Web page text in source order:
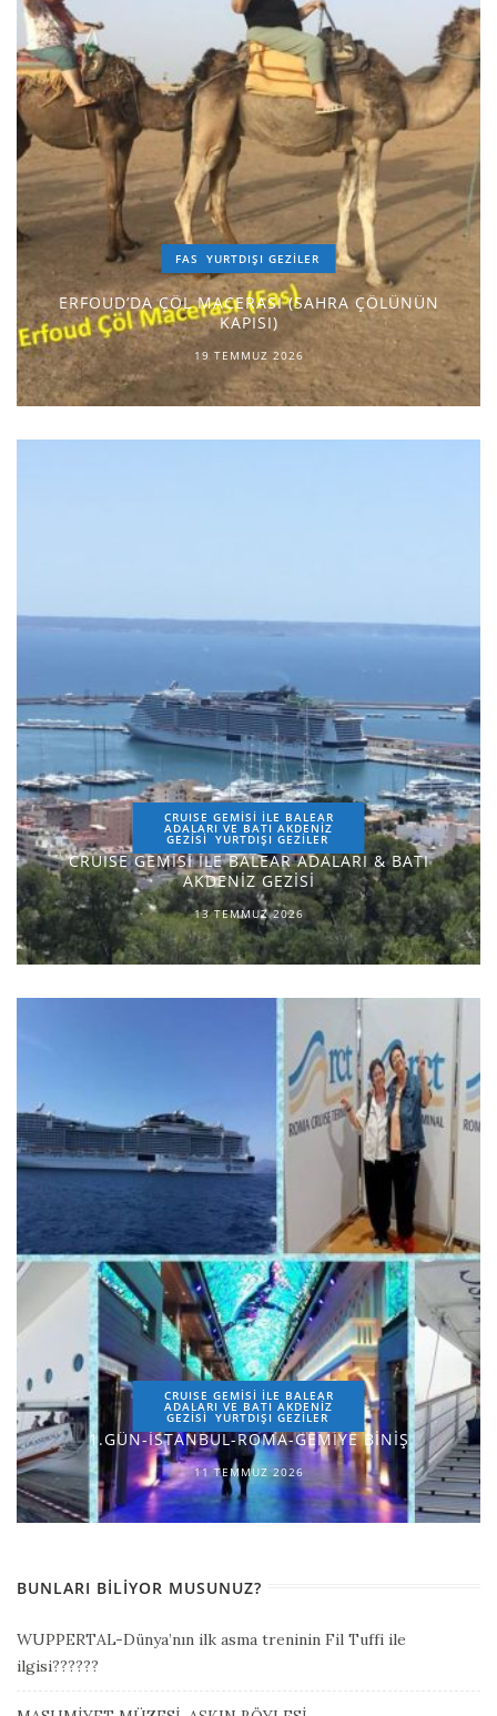
FAS YURTDIŞI GEZILER
ERFOUD’DA ÇÖL MACERASI (SAHRA ÇÖLÜNÜN
KAPISI)
19 TEMMUZ 2026
CRUISE GEMİSİ İLE BALEAR
ADALARI VE BATI AKDENİZ
GEZİSİ YURTDIŞI GEZILER
CRUISE GEMİSİ İLE BALEAR ADALARI & BATI
AKDENİZ GEZİSİ
13 TEMMUZ 2026
CRUISE GEMİSİ İLE BALEAR
ADALARI VE BATI AKDENİZ
GEZİSİ YURTDIŞI GEZILER
1.GÜN-İSTANBUL-ROMA-GEMİYE BİNİŞ
11 TEMMUZ 2026
BUNLARI BILIYOR MUSUNUZ?
WUPPERTAL-Dünya’nın ilk asma treninin Fil Tuffi ile
ilgisi??????